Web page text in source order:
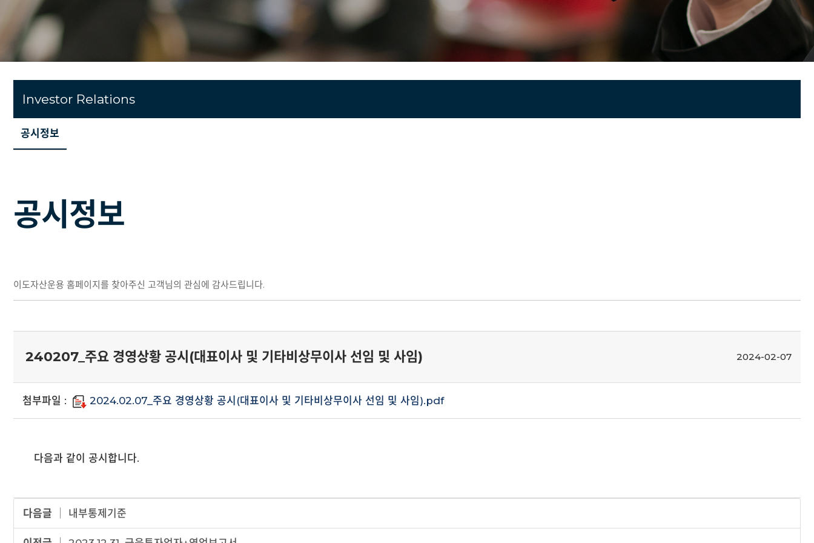
Investor Relations
공시정보
공시정보
이도자산운용 홈페이지를 찾아주신 고객님의 관심에 감사드립니다.
240207_주요 경영상황 공시(대표이사 및 기타비상무이사 선임 및 사임) 2024-02-07
첨부파일 : 2024.02.07_주요 경영상황 공시(대표이사 및 기타비상무이사 선임 및 사임).pdf
다음과 같이 공시합니다.
다음글 내부통제기준